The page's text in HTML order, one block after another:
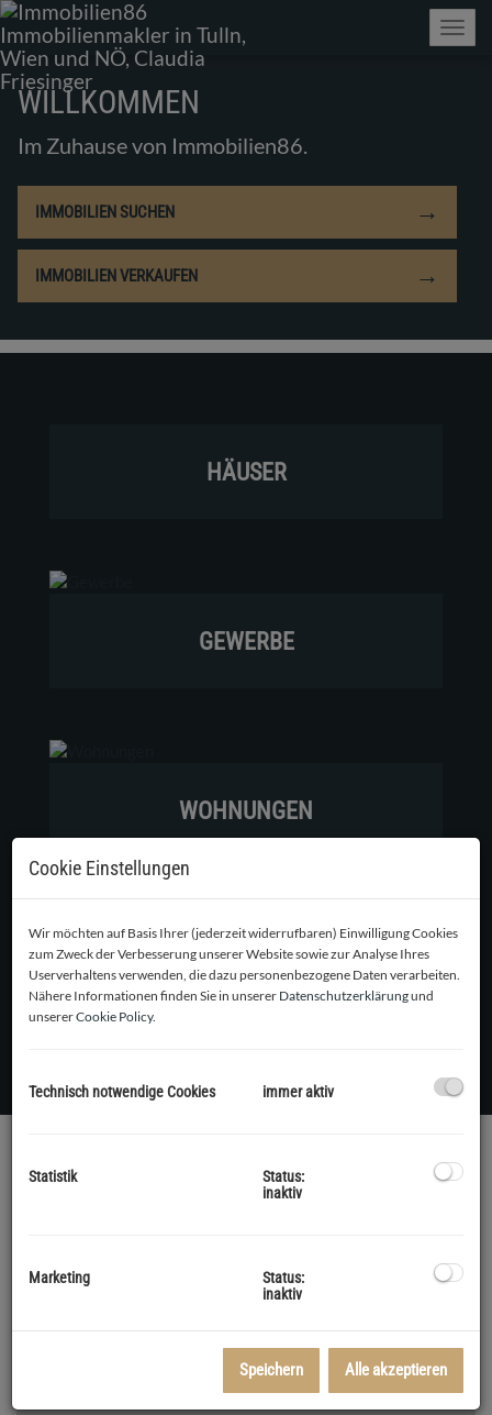
WILLKOMMEN
Im Zuhause von Immobilien86.
IMMOBILIEN SUCHEN →
IMMOBILIEN VERKAUFEN →
HÄUSER
GEWERBE
WOHNUNGEN
GRUNDSTÜCKE
IMMOBILIEN FINDEN
Miete Kauf
Cookie Einstellungen
Wir möchten auf Basis Ihrer (jederzeit widerrufbaren) Einwilligung Cookies
zum Zweck der Verbesserung unserer Website sowie zur Analyse Ihres
Userverhaltens verwenden, die dazu personenbezogene Daten verarbeiten.
Nähere Informationen finden Sie in unserer Datenschutzerklärungund
unsererCookie Policy.
Technisch notwendige Cookies immer aktiv
Statistik
Status:
inaktiv
Marketing
Status:
inaktiv
Speichern Alle akzeptieren